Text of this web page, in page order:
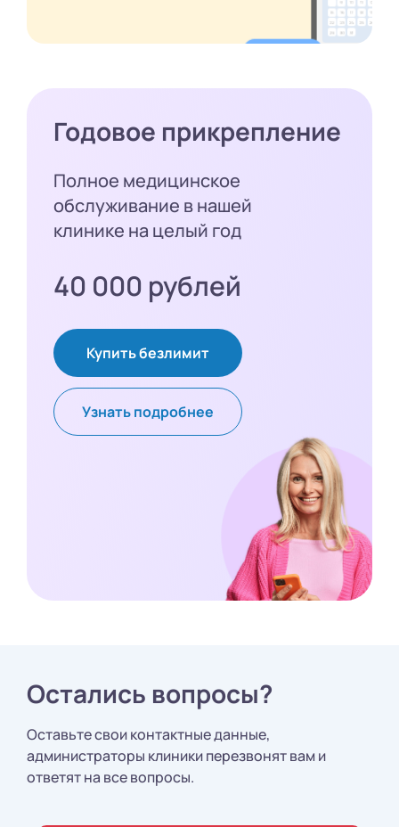
Годовое прикрепление
Полное медицинское
обслуживание в нашей
клинике на целый год
40 000 рублей
Купить безлимит
Узнать подробнее
Остались вопросы?
Оставьте свои контактные данные,
администраторы клиники перезвонят вам и
ответят на все вопросы.